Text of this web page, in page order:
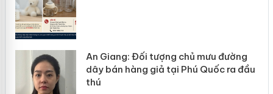
An Giang: Đối tượng chủ mưu đường
dây bán hàng giả tại Phú Quốc ra đầu
thú